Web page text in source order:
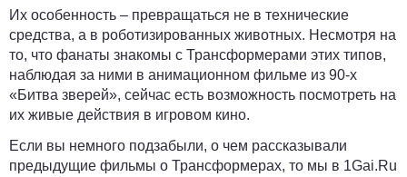
Их особенность – превращаться не в технические
средства, а в роботизированных животных. Несмотря на
то, что фанаты знакомы с Трансформерами этих типов,
наблюдая за ними в анимационном фильме из 90-х
«Битва зверей», сейчас есть возможность посмотреть на
их живые действия в игровом кино.
Если вы немного подзабыли, о чем рассказывали
предыдущие фильмы о Трансформерах, то мы в 1Gai.Ru